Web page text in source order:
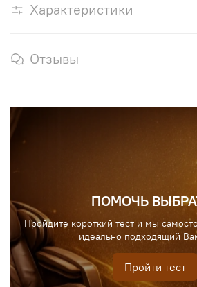
Характеристики
Отзывы
ПОМОЧЬ
Пройдите короткий тест и мы
идеально подходящий
Пройти тест